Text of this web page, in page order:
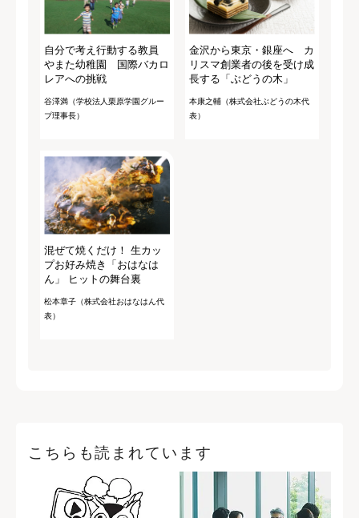
自分で考え行動する教員
やまた幼稚園 国際バカロ
レアへの挑戦
谷澤満（学校法人栗原学園グルー
プ理事長）
金沢から東京・銀座へ カ
リスマ創業者の後を受け成
長する「ぶどうの木」
本康之輔（株式会社ぶどうの木代
表）
混ぜて焼くだけ！ 生カッ
プお好み焼き「おはなは
ん」 ヒットの舞台裏
松本章子（株式会社おはなはん代
表）
こちらも読まれています